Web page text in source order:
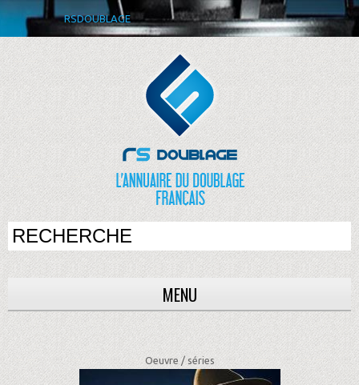
RSDOUBLAGE
MENU
Oeuvre /séries